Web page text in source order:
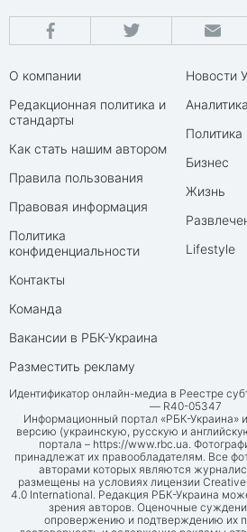
О компании
Редакционная политика и
стандарты
Как стать нашим автором
Правила пользования
Правовая информация
Политика
конфиденциальности
Контакты
Команда
Вакансии в РБК-Украина
Разместить рекламу
Новости
Аналитика
Политика
Бизнес
Жизнь
Lifestyle
Идентификатор онлайн-медиа в Реестре
— R40-05347
Информационный портал «РБК-Украина»
версию (украинскую, русскую и
портала – https://www.rbc.ua.
принадлежат их правообладателям. Все
авторами которых являются
размещены на условиях лицензии
4.0 International. Редакция РБК-Украина
зрения авторов. Оценочные
опровержению и подтверждению их